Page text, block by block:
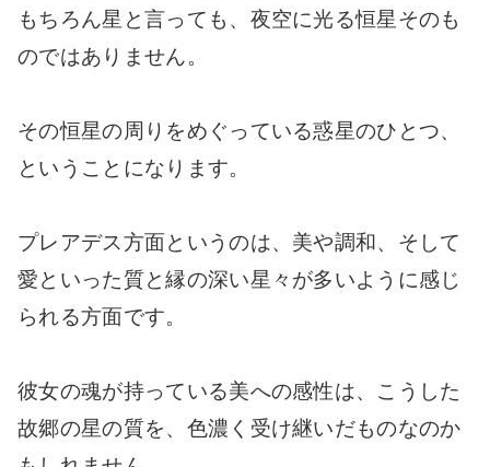
もちろん星と言っても、夜空に光る恒星そのも
のではありません。
その恒星の周りをめぐっている惑星のひとつ、
ということになります。
プレアデス方面というのは、美や調和、そして
愛といった質と縁の深い星々が多いように感じ
られる方面です。
彼女の魂が持っている美への感性は、こうした
故郷の星の質を、色濃く受け継いだものなのか